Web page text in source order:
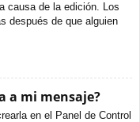
causa de la edición. Los
después de que alguien
a mi mensaje?
en el Panel de Control